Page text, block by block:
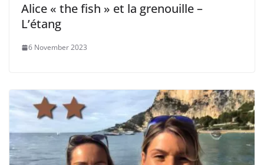
Alice « the fish » et la grenouille –
L’étang
6 November 2023